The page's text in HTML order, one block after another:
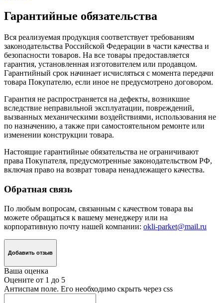
Гарантийные обязательства
Вся реализуемая продукция соответствует требованиям
законодательства Российской Федерации в части качества и
безопасности товаров. На все товары предоставляется
гарантия, установленная изготовителем или продавцом.
Гарантийный срок начинает исчисляться с момента передачи
товара Покупателю, если иное не предусмотрено договором.
Гарантия не распространяется на дефекты, возникшие
вследствие неправильной эксплуатации, повреждений,
вызванных механическими воздействиями, использования не
по назначению, а также при самостоятельном ремонте или
изменении конструкции товара.
Настоящие гарантийные обязательства не ограничивают
права Покупателя, предусмотренные законодательством РФ,
включая право на возврат товара ненадлежащего качества.
Обратная связь
По любым вопросам, связанным с качеством товара вы
можете обращаться к вашему менеджеру или на
корпоративную почту нашей компании: okli-parket@mail.ru
Добавить отзыв
Ваша оценка
Оцените от 1 до 5
Антиспам поле. Его необходимо скрыть через css